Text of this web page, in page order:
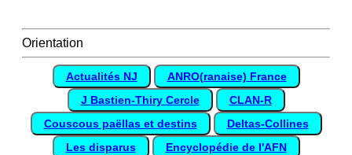
Orientation
Actualités NJ
ANRO(ranaise) France
J Bastien-Thiry Cercle
CLAN-R
Couscous paëllas et destins
Deltas-Collines
Les disparus
Encyclopédie de l'AFN